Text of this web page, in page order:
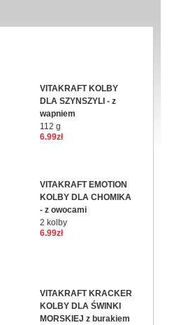
VITAKRAFT KOLBY
DLA SZYNSZYLI - z
wapniem
112 g
6.99zł
VITAKRAFT EMOTION
KOLBY DLA CHOMIKA
- z owocami
2 kolby
6.99zł
VITAKRAFT KRACKER
KOLBY DLA ŚWINKI
MORSKIEJ z burakiem